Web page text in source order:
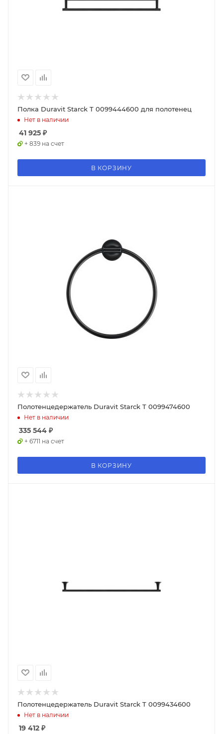
Полка Duravit Starck T 0099444600 для полотенец
Нет в наличии
41 925 ₽
+ 839 на счет
В КОРЗИНУ
Полотенцедержатель Duravit Starck T 0099474600
Нет в наличии
335 544 ₽
+ 6711 на счет
В КОРЗИНУ
Полотенцедержатель Duravit Starck T 0099434600
Нет в наличии
19 412 ₽